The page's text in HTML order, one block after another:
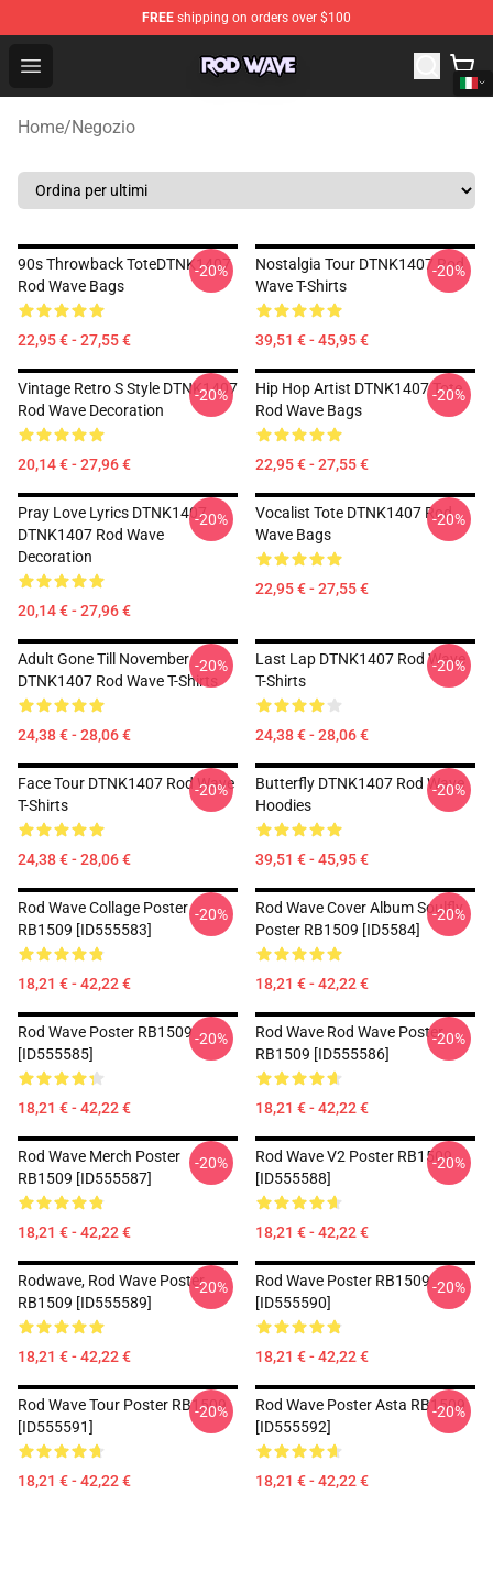
FREE shipping on orders over $100
Open menu
Rod Wave Shop - Official Rod Wave Merchandise Store
Home/Negozio
90s Throwback ToteDTNK1407
Rod Wave Bags
22,95 € - 27,55 €
-20%
Nostalgia Tour DTNK1407 Rod
Wave T-Shirts
39,51 € - 45,95 €
-20%
Vintage Retro S Style DTNK1407
Rod Wave Decoration
20,14 € - 27,96 €
-20%
Hip Hop Artist DTNK1407 Tote
Rod Wave Bags
22,95 € - 27,55 €
-20%
Pray Love Lyrics DTNK1407
DTNK1407 Rod Wave
Decoration
20,14 € - 27,96 €
-20%
Vocalist Tote DTNK1407 Rod
Wave Bags
22,95 € - 27,55 €
-20%
Adult Gone Till November
DTNK1407 Rod Wave T-Shirts
24,38 € - 28,06 €
-20%
Last Lap DTNK1407 Rod Wave
T-Shirts
24,38 € - 28,06 €
-20%
Face Tour DTNK1407 Rod Wave
T-Shirts
24,38 € - 28,06 €
-20%
Butterfly DTNK1407 Rod Wave
Hoodies
39,51 € - 45,95 €
-20%
Rod Wave Collage Poster
RB1509 [ID555583]
18,21 € - 42,22 €
-20%
Rod Wave Cover Album Soulfly
Poster RB1509 [ID5584]
18,21 € - 42,22 €
-20%
Rod Wave Poster RB1509
[ID555585]
18,21 € - 42,22 €
-20%
Rod Wave Rod Wave Poster
RB1509 [ID555586]
18,21 € - 42,22 €
-20%
Rod Wave Merch Poster
RB1509 [ID555587]
18,21 € - 42,22 €
-20%
Rod Wave V2 Poster RB1509
[ID555588]
18,21 € - 42,22 €
-20%
Rodwave, Rod Wave Poster
RB1509 [ID555589]
18,21 € - 42,22 €
-20%
Rod Wave Poster RB1509
[ID555590]
18,21 € - 42,22 €
-20%
Rod Wave Tour Poster RB1509
[ID555591]
18,21 € - 42,22 €
-20%
Rod Wave Poster Asta RB1509
[ID555592]
18,21 € - 42,22 €
-20%